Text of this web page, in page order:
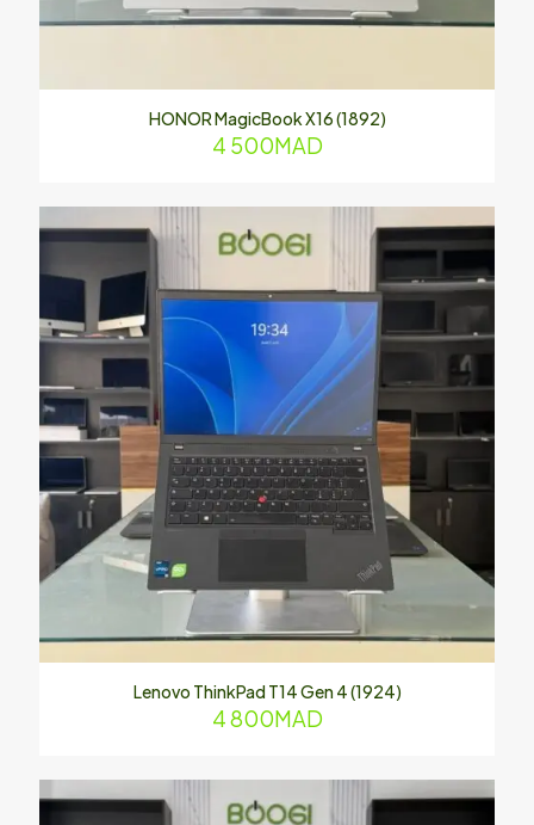
HONOR MagicBook X16 (1892)
4 500MAD
Lenovo ThinkPad T14 Gen 4 (1924)
4 800MAD